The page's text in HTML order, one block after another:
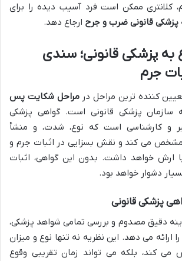
کلانتری ممکن است فرد آسیب دیده را برای
پزشکی قانونی ضرب و جرح ارجاع دهد.
به پزشکی قانونی؛ سندی
جرم
کننده ترین مراحل درمراحل شکایت پس
سازمان پزشکی قانونی است. گواهی پزشکی
و کارشناسی است که نوع، شدت، و منشأ
می کند و نقش بسزایی در اثبات جرم و
ارش خواهد داشت. بدون این گواهی، اثبات
دشوار خواهد بود.
پزشکی قانونی
دقیق مصدوم و بررسی تمامی شواهد پزشکی،
ارائه می دهد. این نظریه نه تنها نوع و میزان
کند، بلکه می تواند زمان تقریبی وقوع